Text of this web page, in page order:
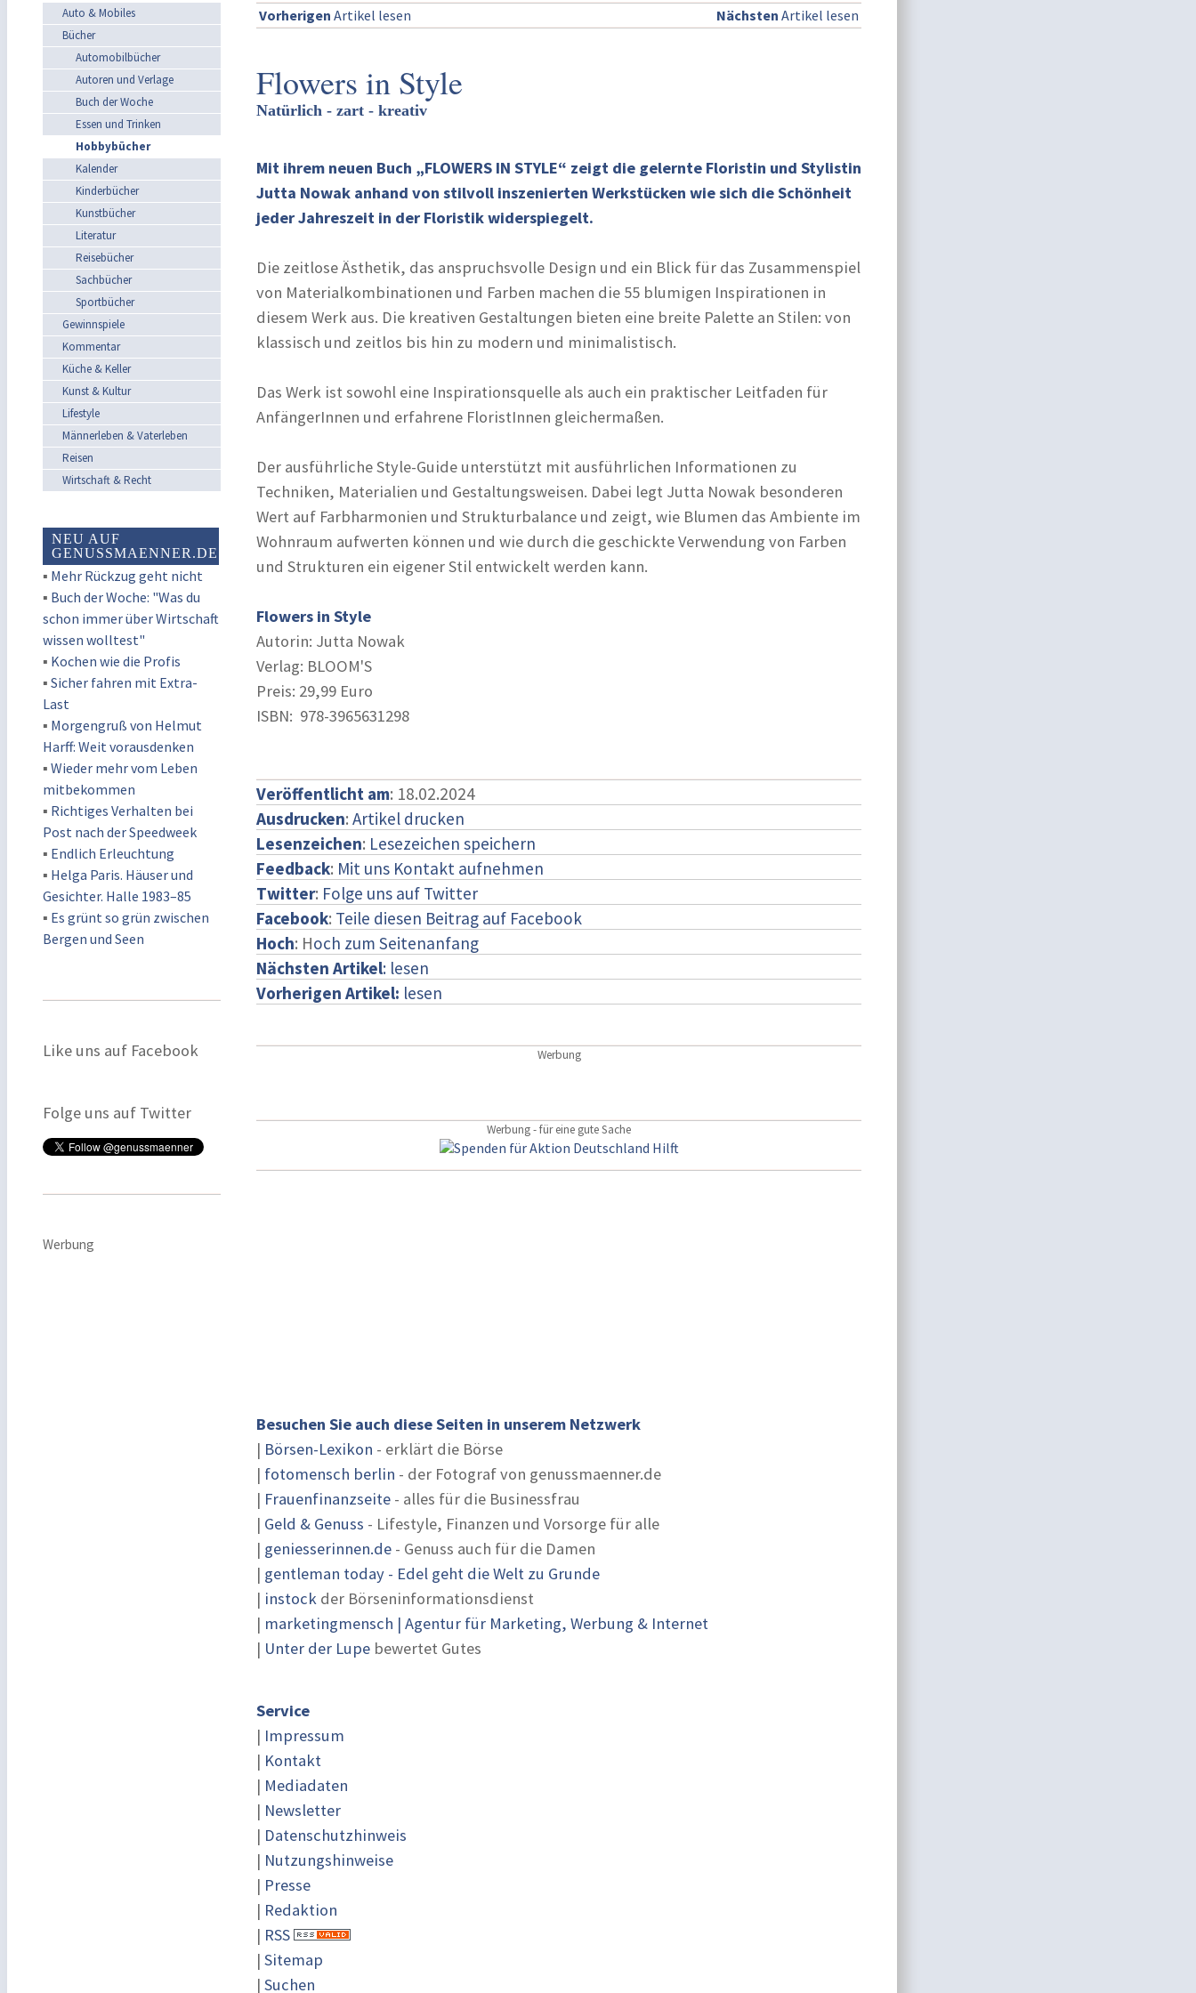
Auto & Mobiles
Bücher
Automobilbücher
Autoren und Verlage
Buch der Woche
Essen und Trinken
Hobbybücher
Kalender
Kinderbücher
Kunstbücher
Literatur
Reisebücher
Sachbücher
Sportbücher
Gewinnspiele
Kommentar
Küche & Keller
Kunst & Kultur
Lifestyle
Männerleben & Vaterleben
Reisen
Wirtschaft & Recht
NEU AUF
GENUSSMAENNER.DE
▪ Mehr Rückzug geht nicht
▪ Buch der Woche: "Was du
schon immer über Wirtschaft
wissen wolltest"
▪ Kochen wie die Profis
▪ Sicher fahren mit Extra-
Last
▪ Morgengruß von Helmut
Harff: Weit vorausdenken
▪ Wieder mehr vom Leben
mitbekommen
▪ Richtiges Verhalten bei
Post nach der Speedweek
▪ Endlich Erleuchtung
▪ Helga Paris. Häuser und
Gesichter. Halle 1983–85
▪ Es grünt so grün zwischen
Bergen und Seen
Like uns auf Facebook
Folge uns auf Twitter
Werbung
Vorherigen Artikel lesen Nächsten Artikel lesen
Flowers in Style
Natürlich - zart - kreativ
Mit ihrem neuen Buch „FLOWERS IN STYLE“ zeigt die gelernte Floristin und Stylistin
Jutta Nowak anhand von stilvoll inszenierten Werkstücken wie sich die Schönheit
jeder Jahreszeit in der Floristik widerspiegelt.
Die zeitlose Ästhetik, das anspruchsvolle Design und ein Blick für das Zusammenspiel
von Materialkombinationen und Farben machen die 55 blumigen Inspirationen in
diesem Werk aus. Die kreativen Gestaltungen bieten eine breite Palette an Stilen: von
klassisch und zeitlos bis hin zu modern und minimalistisch.
Das Werk ist sowohl eine Inspirationsquelle als auch ein praktischer Leitfaden für
AnfängerInnen und erfahrene FloristInnen gleichermaßen.
Der ausführliche Style-Guide unterstützt mit ausführlichen Informationen zu
Techniken, Materialien und Gestaltungsweisen. Dabei legt Jutta Nowak besonderen
Wert auf Farbharmonien und Strukturbalance und zeigt, wie Blumen das Ambiente im
Wohnraum aufwerten können und wie durch die geschickte Verwendung von Farben
und Strukturen ein eigener Stil entwickelt werden kann.
Flowers in Style
Autorin: Jutta Nowak
Verlag: BLOOM'S
Preis: 29,99 Euro
ISBN: ‎ 978-3965631298
Veröffentlicht am: 18.02.2024
Ausdrucken: Artikel drucken
Lesenzeichen: Lesezeichen speichern
Feedback: Mit uns Kontakt aufnehmen
Twitter: Folge uns auf Twitter
Facebook: Teile diesen Beitrag auf Facebook
Hoch: Hoch zum Seitenanfang
Nächsten Artikel: lesen
Vorherigen Artikel: lesen
Werbung
Werbung - für eine gute Sache
Besuchen Sie auch diese Seiten in unserem Netzwerk
| Börsen-Lexikon - erklärt die Börse
| fotomensch berlin - der Fotograf von genussmaenner.de
| Frauenfinanzseite - alles für die Businessfrau
| Geld & Genuss - Lifestyle, Finanzen und Vorsorge für alle
| geniesserinnen.de - Genuss auch für die Damen
| gentleman today - Edel geht die Welt zu Grunde
| instock der Börseninformationsdienst
| marketingmensch | Agentur für Marketing, Werbung & Internet
| Unter der Lupe bewertet Gutes
Service
| Impressum
| Kontakt
| Mediadaten
| Newsletter
| Datenschutzhinweis
| Nutzungshinweise
| Presse
| Redaktion
| RSS
| Sitemap
| Suchen